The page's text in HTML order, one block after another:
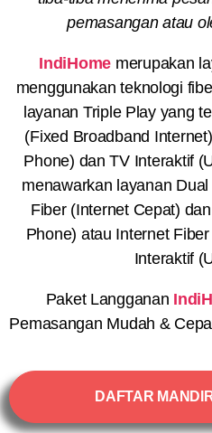
pemasangan atau
IndiHome merupakan
menggunakan teknologi
layanan Triple Play yang
(Fixed Broadband
Phone) dan TV Interaktif
menawarkan layanan
Fiber (Internet Cepat)
Phone) atau Internet
Interaktif
Paket Langganan
Pemasangan Mudah &
DAFTAR